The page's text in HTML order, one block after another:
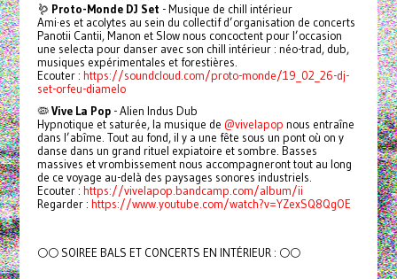
🪱 Proto-Monde DJ Set - Musique de chill intérieur
Ami·es et acolytes au sein du collectif d’organisation de concerts
Panotii Cantii, Manon et Slow nous concoctent pour l’occasion
une selecta pour danser avec son chill intérieur : néo-trad, dub,
musiques expérimentales et forestières.
Ecouter : https://soundcloud.com/proto-monde/19_02_26-dj-
set-orfeu-diamelo
🦠Vive La Pop- Alien Indus Dub
Hypnotique et saturée, la musique de @vivelapop nous entraîne
dans l’abîme. Tout au fond, il y a une fête sous un pont où on y
danse dans un grand rituel expiatoire et sombre. Basses
massives et vrombissement nous accompagneront tout au long
de ce voyage au-delà des paysages sonores industriels.
Ecouter : https://vivelapop.bandcamp.com/album/ii
Regarder : https://www.youtube.com/watch?v=YZexSQ8QgOE
🌕🌕 SOIREE BALS ET CONCERTS EN INTÉRIEUR : 🌕🌕